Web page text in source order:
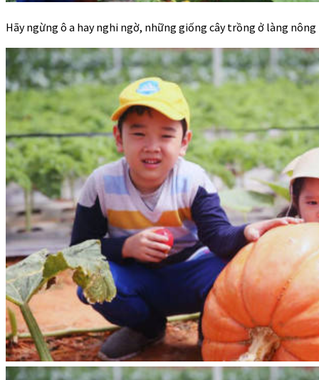
Hãy ngừng ô a hay nghi ngờ, những giống cây trồng ở làng